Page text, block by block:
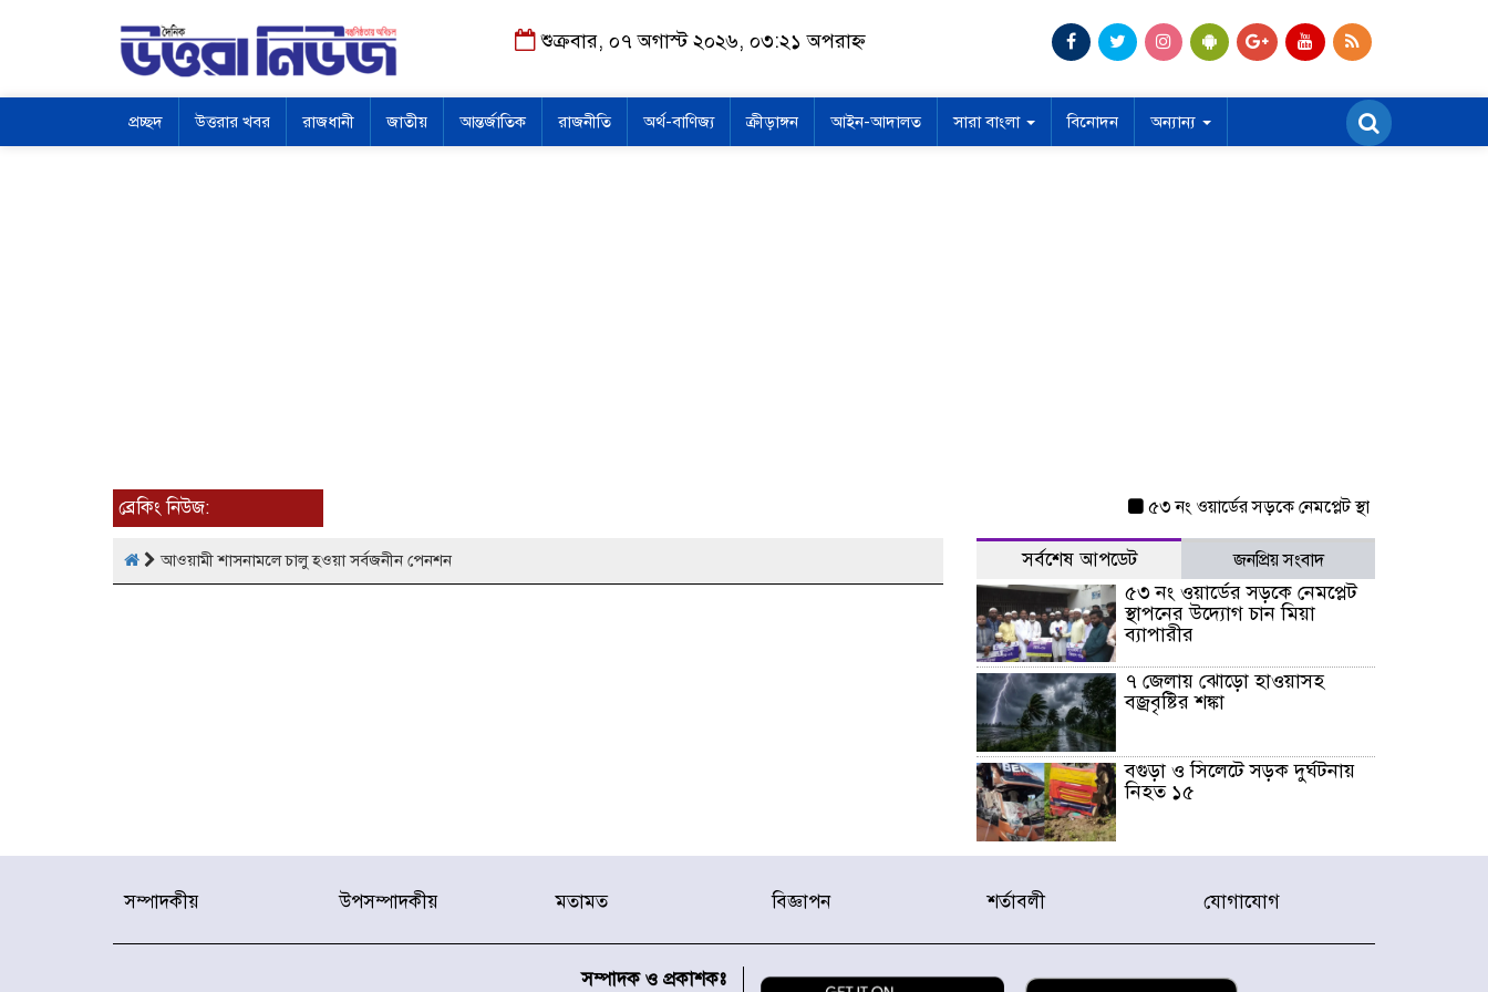
শুক্রবার, ০৭ অগাস্ট ২০২৬, ০৩:২১ অপরাহ্ন
প্রচ্ছদ উত্তরার খবর রাজধানী জাতীয় আন্তর্জাতিক রাজনীতি অর্থ-বাণিজ্য ক্রীড়াঙ্গন আইন-আদালত সারা বাংলা বিনোদন অন্যান্য
ব্রেকিং নিউজ: ৫৩ নং ওয়ার্ডের সড়কে নেমপ্লেট স্থাপনের উদ্যোগ চান
আওয়ামী শাসনামলে চালু হওয়া সর্বজনীন পেনশন সর্বশেষ আপডেট জনপ্রিয় সংবাদ
৫৩ নং ওয়ার্ডের সড়কে নেমপ্লেট
স্থাপনের উদ্যোগ চান মিয়া
ব্যাপারীর
৭ জেলায় ঝোড়ো হাওয়াসহ
বজ্রবৃষ্টির শঙ্কা
বগুড়া ও সিলেটে সড়ক দুর্ঘটনায়
নিহত ১৫
জুলাইয়ে দেশজুড়ে ৪৫৮টি সড়ক
হারিয়ে যাওয়া শিশুকে পরিবারের
সম্পাদকীয় উপসম্পাদকীয় মতামত বিজ্ঞাপন শর্তাবলী যোগাযোগ
সম্পাদক ও প্রকাশকঃ